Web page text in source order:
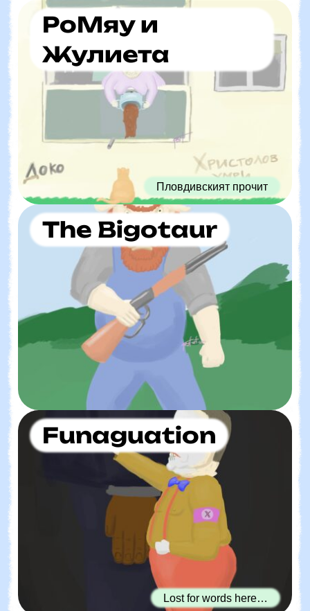
РоМяу и
Жулиета
Пловдивският прочит
The Bigotaur
Funaguation
Lost for words here…